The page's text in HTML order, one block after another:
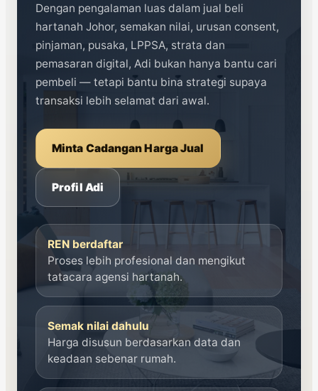
Dengan pengalaman luas dalam jual beli
hartanah Johor, semakan nilai, urusan consent,
pinjaman, pusaka, LPPSA, strata dan
pemasaran digital, Adi bukan hanya bantu cari
pembeli — tetapi bantu bina strategi supaya
transaksi lebih selamat dari awal.
Minta Cadangan Harga Jual
Profil Adi
REN berdaftar
Proses lebih profesional dan mengikut
tatacara agensi hartanah.
Semak nilai dahulu
Harga disusun berdasarkan data dan
keadaan sebenar rumah.